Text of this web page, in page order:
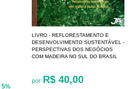
5%
LIVRO - REFLORESTAMENTO E
DESENVOLVIMENTO SUSTENTÁVEL -
PERSPECTIVAS DOS NEGÓCIOS
COM MADEIRA NO SUL DO BRASIL
por R$ 40,00